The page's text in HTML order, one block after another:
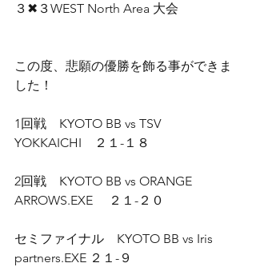
３✖︎３WEST North Area 大会
この度、悲願の優勝を飾る事ができま
した！
1回戦　KYOTO BB vs TSV
YOKKAICHI　２１-１８
2回戦　KYOTO BB vs ORANGE
ARROWS.EXE 　２１-２０
セミファイナル　KYOTO BB vs Iris
partners.EXE ２１-９